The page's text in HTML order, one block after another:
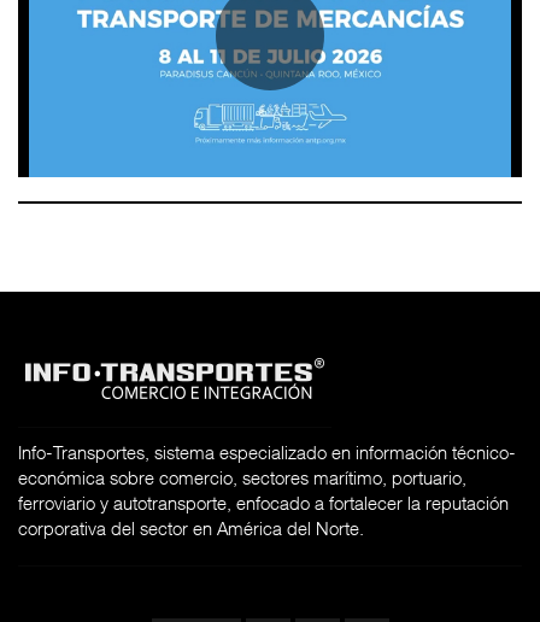
Info-Transportes, sistema especializado en información técnico-
económica sobre comercio, sectores marítimo, portuario,
ferroviario y autotransporte, enfocado a fortalecer la reputación
corporativa del sector en América del Norte.